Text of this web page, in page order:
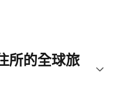
所的全球旅